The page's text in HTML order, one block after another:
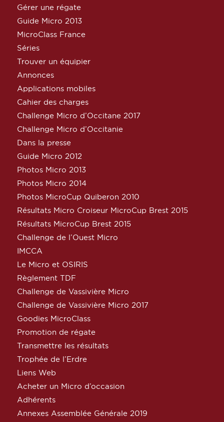
Gérer une régate
Guide Micro 2013
MicroClass France
Séries
Trouver un équipier
Annonces
Applications mobiles
Cahier des charges
Challenge Micro d’Occitane 2017
Challenge Micro d’Occitanie
Dans la presse
Guide Micro 2012
Photos Micro 2013
Photos Micro 2014
Photos MicroCup Quiberon 2010
Résultats Micro Croiseur MicroCup Brest 2015
Résultats MicroCup Brest 2015
Challenge de l’Ouest Micro
IMCCA
Le Micro et OSIRIS
Règlement TDF
Challenge de Vassivière Micro
Challenge de Vassivière Micro 2017
Goodies MicroClass
Promotion de régate
Transmettre les résultats
Trophée de l’Erdre
Liens Web
Acheter un Micro d’occasion
Adhérents
Annexes Assemblée Générale 2019